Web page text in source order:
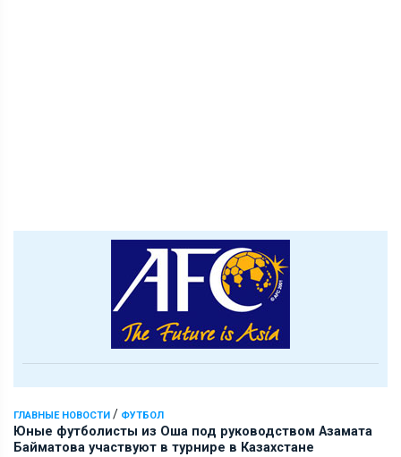
ГЛАВНЫЕ НОВОСТИ / ФУТБОЛ
Юные футболисты из Оша под руководством Азамата
Байматова участвуют в турнире в Казахстане